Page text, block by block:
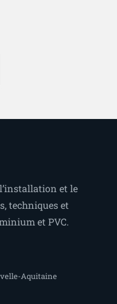
et le
techniques et
et PVC.
Aquitaine